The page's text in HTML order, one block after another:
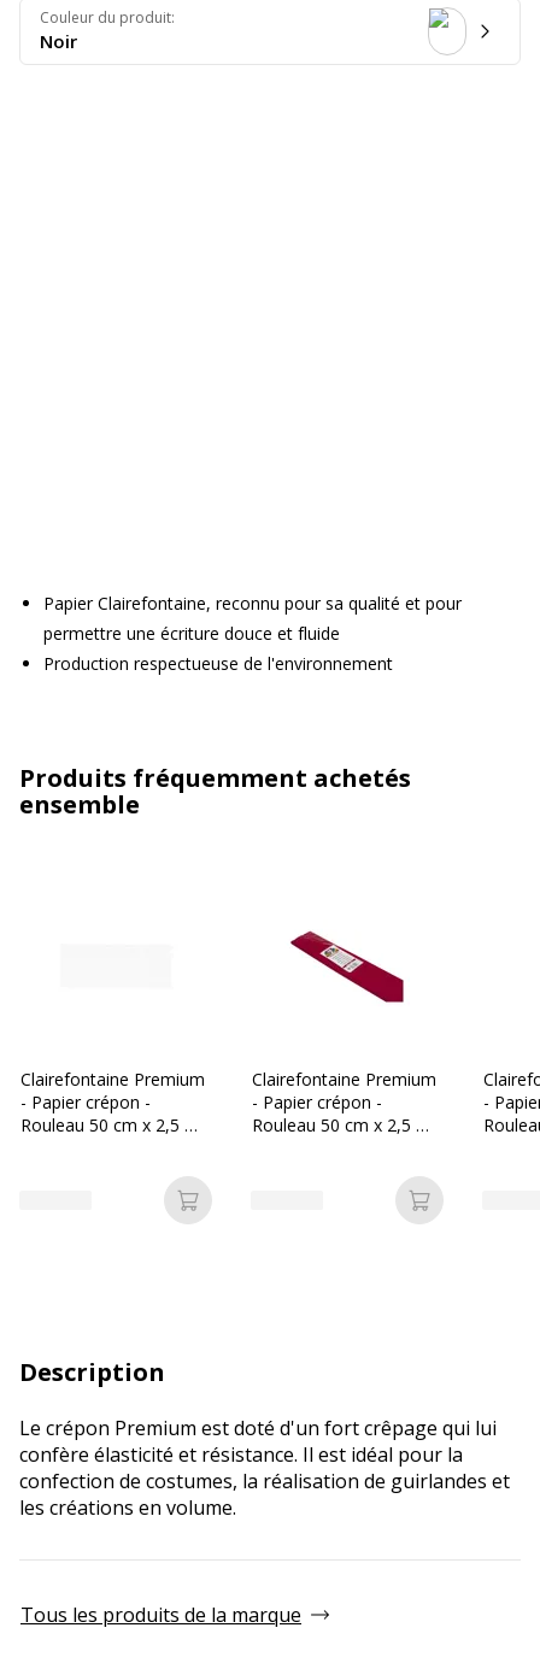
Couleur du produit:
Noir
Papier Clairefontaine, reconnu pour sa qualité et pour
permettre une écriture douce et fluide
Production respectueuse de l'environnement
Produits fréquemment achetés
ensemble
Clairefontaine Premium
- Papier crépon -
Rouleau 50 cm x 2,5 m -
Ajouter au panier
Clairefontaine Premium
- Papier crépon -
Rouleau 50 cm x 2,5 m -
Ajouter au
-
Description
Le crépon Premium est doté d'un fort crêpage qui lui
confère élasticité et résistance. Il est idéal pour la
confection de costumes, la réalisation de guirlandes et
les créations en volume.
Tous les produits de la marque